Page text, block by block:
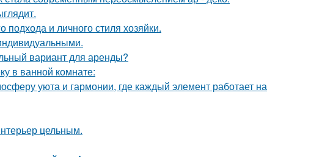
и личного стиля хозяйки.
вариант для аренды?
в ванной комнате:
уюта и гармонии, где каждый элемент работает на
цельным.